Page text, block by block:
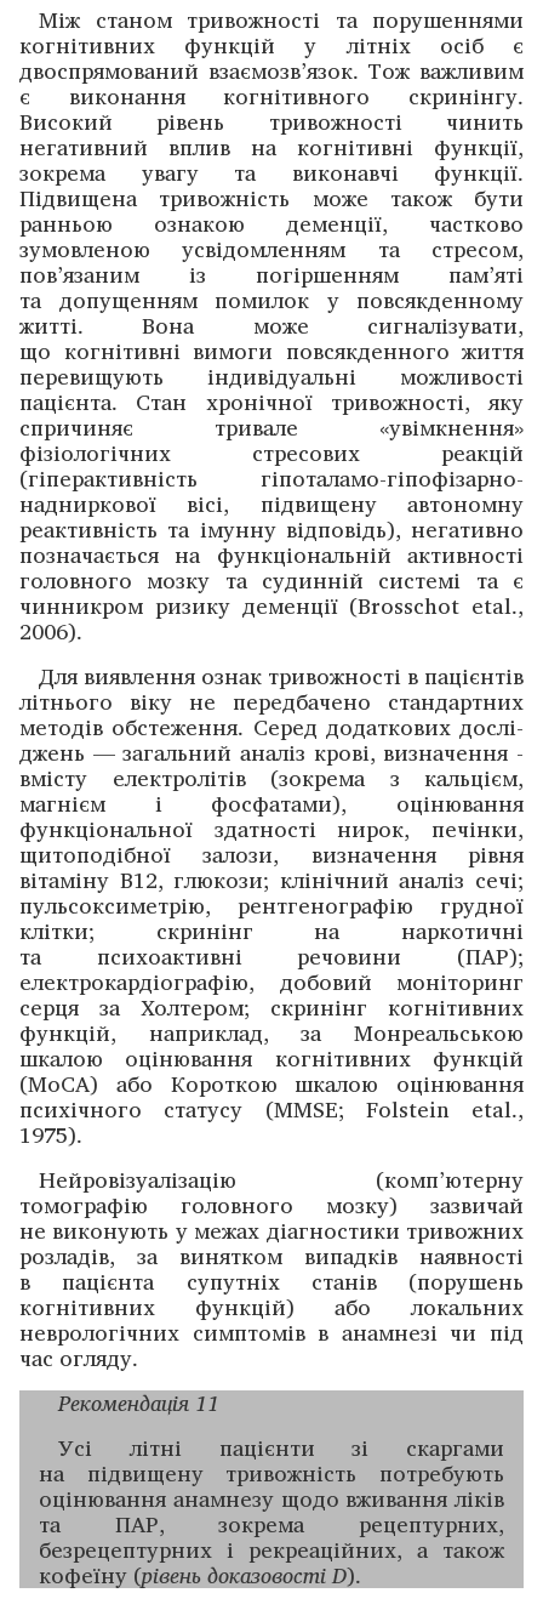
Між станом тривожності та порушеннями
когнітивних функцій у літніх осіб є
двоспрямований взаємо­зв’язок. Тож важливим
є виконання когнітивного скринінгу.
Високий рівень тривожності чинить
негативний вплив на ­когнітивні функції,
зокрема увагу та виконавчі функції.
Підвищена тривожність може також бути
ранньою ознакою деменції, част­ково
зумовленою усвідомленням та стресом,
пов’язаним із погіршенням пам’яті
та допущенням помилок у повсякденному
житті. Вона може сигналізувати,
що когнітивні вимоги повсякденного життя
перевищують індивідуальні можливості
пацієнта. Стан хронічної тривожнос­ті, яку
спричиняє тривале «увімкнення»
фізіологічних стресових реакцій
(гіперактивність гіпоталамо-гіпофізарно-
надниркової вісі, підвищену автономну
реактивність та імунну відповідь), негативно
позначається на функціо­нальній ­активності
голов­ного мозку та судинній системі та є
чинникром ­ризику деменції (Brosschot etal.,
2006).
Для виявлення ознак тривожності в пацієнтів
літнього віку не передбачено стандартних
методів обстеження. Серед додаткових дослі­
джень — загальний аналіз крові, ­визначення ­
вмісту електролітів (зокрема з кальцієм,
магнієм і фосфатами), оцінювання
функціональної здатності нирок, печінки,
щитоподібної залози, визначення рівня
вітаміну B12, глюкози; клінічний аналіз сечі;
пульсоксиметрію, рентгенографію грудної
клітки; скринінг на наркотичні
та психоактивні речовини (ПАР);
електрокардіографію, добовий моніторинг
серця за Холтером; скринінг когнітивних
функцій, наприклад, за Монреальською
шкалою оцінювання когнітивних функцій
(MoCA) або Короткою шкалою оцінювання
психічного статусу (MMSE; Folstein etal.,
1975).
Нейровізуалізацію (комп’ютерну
томографію ­головного мозку) зазвичай
не виконують у межах діагностики тривожних
розладів, за винятком випадків наявності
в паці­єнта супутніх станів (порушень
когнітивних функцій) або локальних
неврологічних симптомів в анамнезі чи під
час огляду.
Рекомендація 11
Усі літні пацієнти зі скаргами
на підвищену тривожність потребують
оцінювання анамнезу щодо вживання ліків
та ПАР, зокрема рецептурних,
безрецептурних і рекреаційних, а також
кофеїну (рівень доказовості D).